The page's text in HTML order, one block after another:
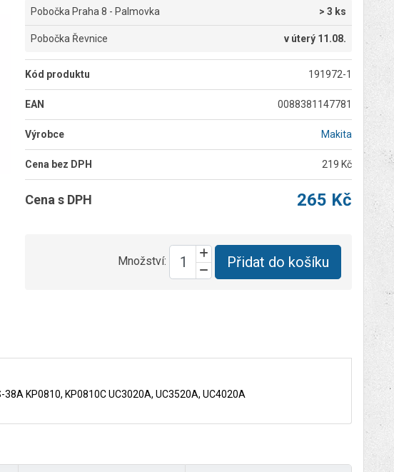
Pobočka Praha 8 - Palmovka > 3 ks
Pobočka Řevnice v úterý 11.08.
Kód produktu 191972-1
EAN 0088381147781
Výrobce Makita
Cena bez DPH 219 Kč
Cena s DPH 265 Kč
Množství: Přidat do košíku
KP0810, KP0810C UC3020A, UC3520A, UC4020A